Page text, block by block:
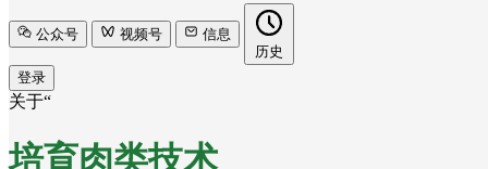
公众号 视频号
信息
历史
登录
关于“
培育肉类技术